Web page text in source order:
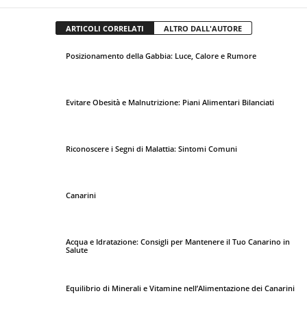
ARTICOLI CORRELATI ALTRO DALL'AUTORE
Posizionamento della Gabbia: Luce, Calore e Rumore
Evitare Obesità e Malnutrizione: Piani Alimentari Bilanciati
Riconoscere i Segni di Malattia: Sintomi Comuni
Canarini
Acqua e Idratazione: Consigli per Mantenere il Tuo Canarino in
Salute
Equilibrio di Minerali e Vitamine nell’Alimentazione dei Canarini